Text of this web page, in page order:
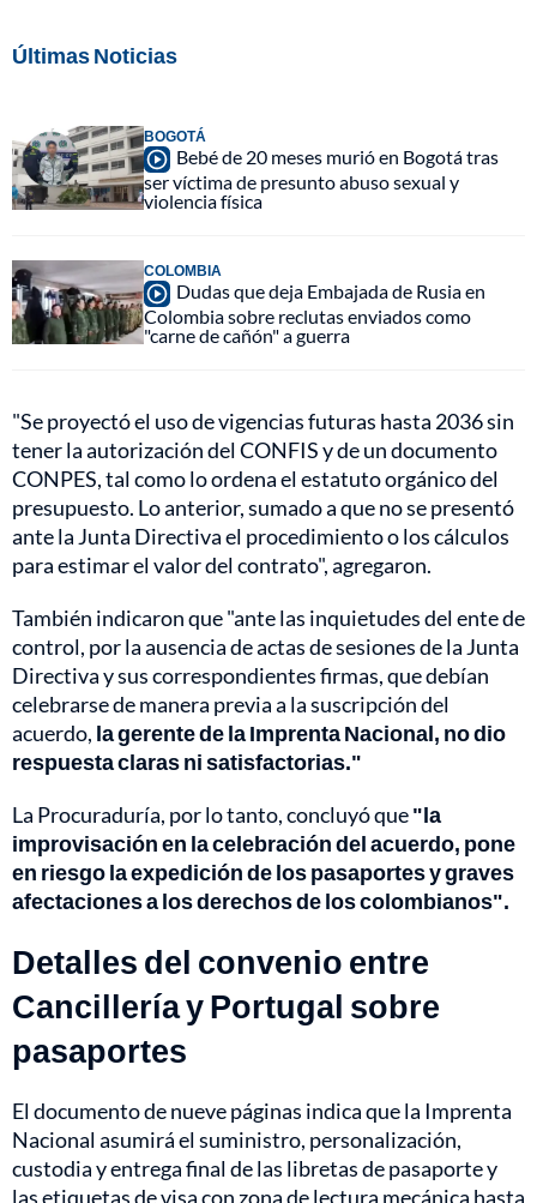
Últimas Noticias
BOGOTÁ
Bebé de 20 meses murió en Bogotá tras
ser víctima de presunto abuso sexual y
violencia física
COLOMBIA
Dudas que deja Embajada de Rusia en
Colombia sobre reclutas enviados como
"carne de cañón" a guerra
"Se proyectó el uso de vigencias futuras hasta 2036 sin
tener la autorización del CONFIS y de un documento
CONPES, tal como lo ordena el estatuto orgánico del
presupuesto. Lo anterior, sumado a que no se presentó
ante la Junta Directiva el procedimiento o los cálculos
para estimar el valor del contrato", agregaron.
También indicaron que "ante las inquietudes del ente de
control, por la ausencia de actas de sesiones de la Junta
Directiva y sus correspondientes firmas, que debían
celebrarse de manera previa a la suscripción del
acuerdo, la gerente de la Imprenta Nacional, no dio
respuesta claras ni satisfactorias."
La Procuraduría, por lo tanto, concluyó que"la
improvisación en la celebración del acuerdo, pone
en riesgo la expedición de los pasaportes y graves
afectaciones a los derechos de los colombianos".
Detalles del convenio entre
Cancillería y Portugal sobre
pasaportes
El documento de nueve páginas indica que la Imprenta
Nacional asumirá el suministro, personalización,
custodia y entrega final de las libretas de pasaporte y
las etiquetas de visa con zona de lectura mecánica hasta